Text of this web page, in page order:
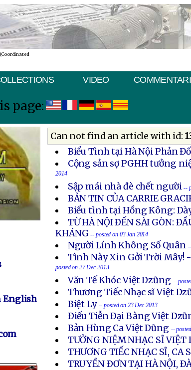
VIDEO
page:
English
Can not find an article with id:
Biểu Tình tại Hà Nội Phản
Cộng sản sợ PGHH tưởng
2014
Sập mái nhà đè chết người --
BẢN TIN CỦA CARRIE
Biểu tình tại Hồng Kông:
TỪ HÀ NỘI ÐẾN SÀI GÒN:
KHÁNG-- posted on 03 Jan 2014
Người Lính Không Số Quân
Tình Này Xin Gởi Trời Mây!
posted on 27 Dec 2013
Văn Tế Khóc Việt Dzũng --
Thương Tiếc Nhạc sĩ Việt
Biệt Ly -- posted on 23 Dec 2013
Ðiếu Tiễn Ðại Bàng Việt
Bản Hùng Ca Việt Dũng --
TƯỞNG NIỆM NHẠC SĨ VIỆT
THƯƠNG TIẾC NHẠC SĨ, CA
TRUYỀN ÐƠN TẠI HÀ NỘI,